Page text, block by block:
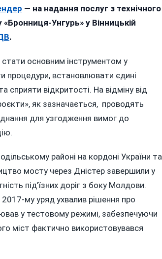
— на надання послуг з технічного
Унгурь» у Вінницькій
.
стати основним інструментом у
процедури, встановлювати єдині
сприяти відкритості. На відміну від
як зазначається, проводять
для узгодження вимог до
районі на кордоні України та
мосту через Дністер завершили у
під’їзних доріг з боку Молдови.
2017-му уряд ухвалив рішення про
у тестовому режимі, забезпечуючи
міст фактично використовувався